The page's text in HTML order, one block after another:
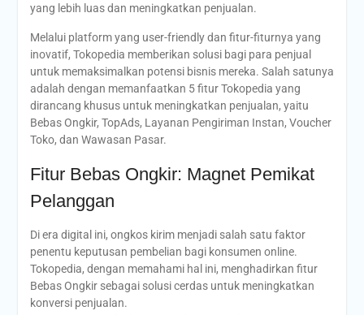
yang lebih luas dan meningkatkan penjualan.
Melalui platform yang user-friendly dan fitur-fiturnya yang
inovatif, Tokopedia memberikan solusi bagi para penjual
untuk memaksimalkan potensi bisnis mereka. Salah satunya
adalah dengan memanfaatkan 5 fitur Tokopedia yang
dirancang khusus untuk meningkatkan penjualan, yaitu
Bebas Ongkir, TopAds, Layanan Pengiriman Instan, Voucher
Toko, dan Wawasan Pasar.
Fitur Bebas Ongkir: Magnet Pemikat
Pelanggan
Di era digital ini, ongkos kirim menjadi salah satu faktor
penentu keputusan pembelian bagi konsumen online.
Tokopedia, dengan memahami hal ini, menghadirkan fitur
Bebas Ongkir sebagai solusi cerdas untuk meningkatkan
konversi penjualan.